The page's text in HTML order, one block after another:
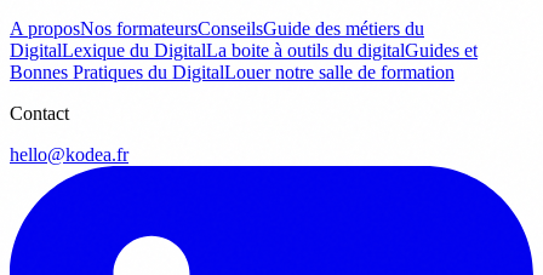
A proposNos formateursConseilsGuide des métiers du
DigitalLexique du DigitalLa boite à outils du digitalGuides et
Bonnes Pratiques du DigitalLouer notre salle de formation
Contact
hello@kodea.fr